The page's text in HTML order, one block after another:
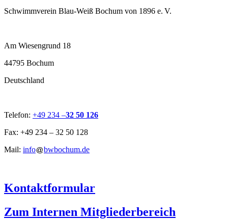
Schwimmverein Blau-Weiß Bochum von 1896 e. V.
Am Wiesengrund 18
44795 Bochum
Deutschland
Telefon: +49 234 –32 50 126
Fax: +49 234 – 32 50 128
Mail: info bwbochum.de
Kontaktformular
Zum Internen Mitgliederbereich